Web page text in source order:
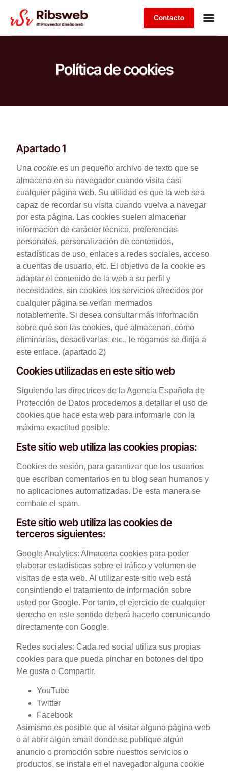
Contacto
Política de cookies
Apartado 1
Una cookie es un pequeño archivo de texto que se
almacena en su navegador cuando visita casi
cualquier página web. Su utilidad es que la web sea
capaz de recordar su visita cuando vuelva a navegar
por esta página. Las cookies suelen almacenar
información de carácter técnico, preferencias
personales, personalización de contenidos,
estadísticas de uso, enlaces a redes sociales, acceso
a cuentas de usuario, etc. El objetivo de la cookie es
adaptar el contenido de la web a su perfil y
necesidades, sin cookies los servicios ofrecidos por
cualquier página se verían mermados
notablemente. Si desea consultar más información
sobre qué son las cookies, qué almacenan, cómo
eliminarlas, desactivarlas, etc., le rogamos se dirija a
este enlace. (apartado 2)
Cookies utilizadas en este sitio web
Siguiendo las directrices de la Agencia Española de
Protección de Datos procedemos a detallar el uso de
cookies que hace esta web para informarle con la
máxima exactitud posible.
Este sitio web utiliza las cookies propias:
Cookies de sesión, para garantizar que los usuarios
que escriban comentarios en tu blog sean humanos y
no aplicaciones automatizadas. De esta manera se
combate el spam.
Este sitio web utiliza las cookies de
terceros siguientes:
Google Analytics: Almacena cookies para poder
elaborar estadísticas sobre el tráfico y volumen de
visitas de esta web. Al utilizar este sitio web está
consintiendo el tratamiento de información sobre
usted por Google. Por tanto, el ejercicio de cualquier
derecho en este sentido deberá hacerlo comunicando
directamente con Google.
Redes sociales: Cada red social utiliza sus propias
cookies para que pueda pinchar en botones del tipo
Me gusta o Compartir.
YouTube
Twitter
Facebook
Asimismo es posible que al visitar alguna página web
o al abrir algún email donde se publique algún
anuncio o promoción sobre nuestros servicios o
productos, se instale en el navegador alguna cookie